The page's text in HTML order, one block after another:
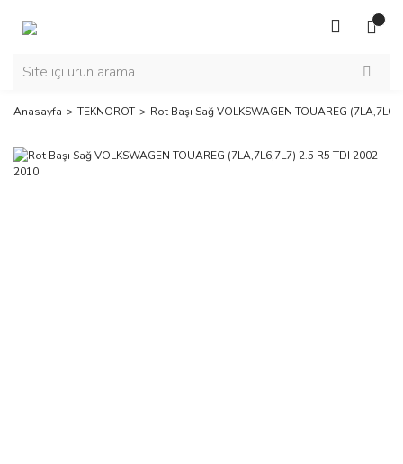
Anasayfa TEKNOROT Rot Başı Sağ VOLKSWAGEN TOUAREG